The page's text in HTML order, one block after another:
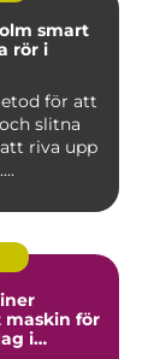
rör i
för att
slitna
riva upp
maskin för
i